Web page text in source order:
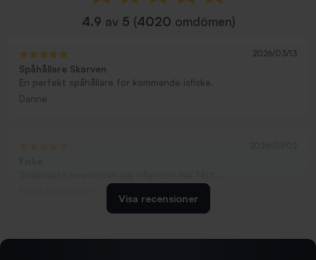
4.9 av 5 (4020 omdömen)
2026/03/13
Spåhållare Skarven
En perfekt spåhållare för kommande isfiske.
Danne
2026/02/19
Visa recensioner